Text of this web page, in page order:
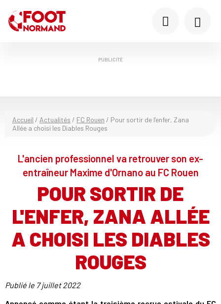
PUBLICITÉ
Accueil / Actualités / FC Rouen / Pour sortir de l’enfer, Zana
Allée a choisi les Diables Rouges
L'ancien professionnel va retrouver son ex-
entraîneur Maxime d'Ornano au FC Rouen
POUR SORTIR DE
L'ENFER, ZANA ALLÉE
A CHOISI LES DIABLES
ROUGES
Publié le 7 juillet 2022